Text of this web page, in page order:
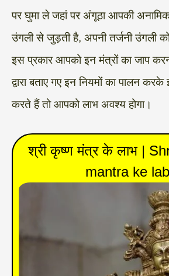
पर घुमा ले जहां पर अंगूठा आपकी
उंगली से जुड़ती है, अपनी तर्जनी उंगली
इस प्रकार आपको इन मंत्रों का जाप
द्वारा बताए गए इन नियमों का पालन
करते हैं तो आपको लाभ अवश्य होगा।
श्री कृष्ण मंत्र के लाभ |
mantra ke